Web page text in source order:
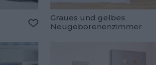
Zu den Favoriten hinzufügen
Graues und gelbes
Neugeborenenzimmer